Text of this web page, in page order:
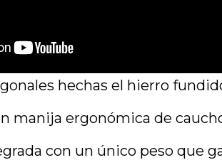
hechas el hierro
manija ergonómica de
con un único peso que